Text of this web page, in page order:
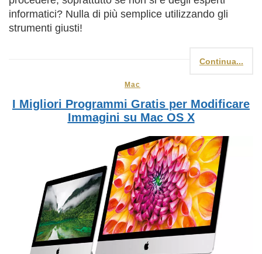
informatici? Nulla di più semplice utilizzando gli
strumenti giusti!
Continua...
Mac
I Migliori Programmi Gratis per Modificare
Immagini su Mac OS X